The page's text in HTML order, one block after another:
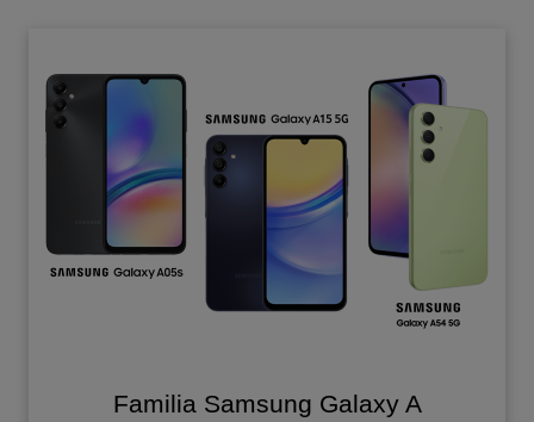
Familia Samsung Galaxy A